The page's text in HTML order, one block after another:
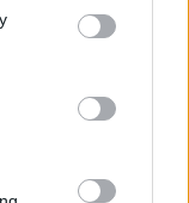
Il contenuto di questo
la linea editoriale
singoli lettori che
preventivo. I commenti
in automatico dal